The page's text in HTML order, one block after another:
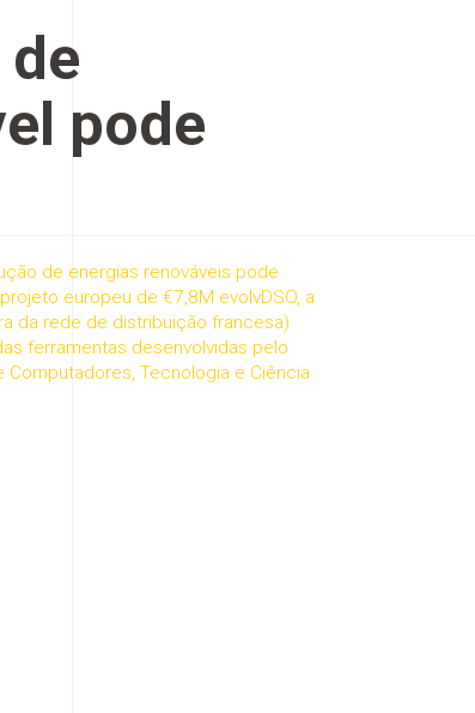
pode
de energias renováveis pode
europeu de €7,8M evolvDSO, a
da rede de distribuição francesa)
ferramentas desenvolvidas pelo
Computadores, Tecnologia e Ciência